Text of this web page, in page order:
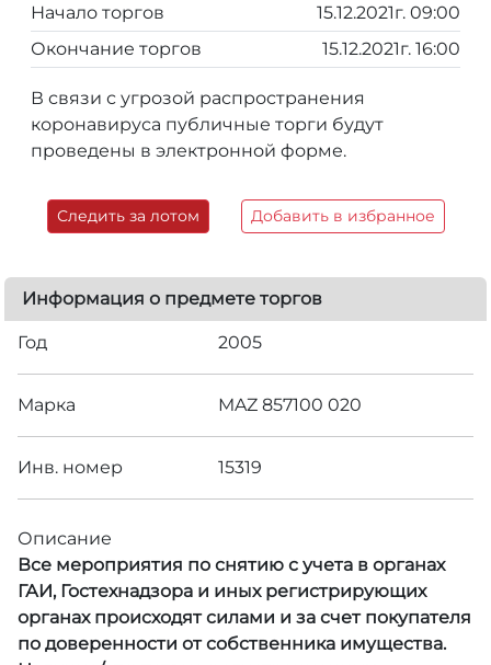
Начало торгов
15.12.2021г. 09:00
Окончание торгов
15.12.2021г. 16:00
В связи с угрозой распространения
коронавируса публичные торги будут
проведены в электронной форме.
Следить за лотом Добавить в избранное
Информация о предмете торгов
Год 2005
Марка MAZ 857100 020
Инв. номер 15319
Описание
Все мероприятия по снятию с учета в органах
ГАИ, Гостехнадзора и иных регистрирующих
органах происходят силами и за счет покупателя
по доверенности от собственника имущества.